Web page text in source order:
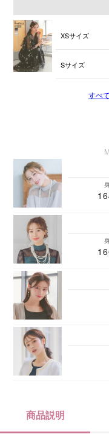
XSサイズ
Sサイズ
すべ
商品説明